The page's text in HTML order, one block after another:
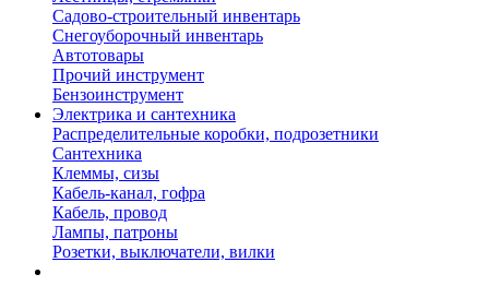
Садово-строительный инвентарь
Снегоуборочный инвентарь
Автотовары
Прочий инструмент
Бензоинструмент
Электрика и сантехника
Распределительные коробки, подрозетники
Сантехника
Клеммы, сизы
Кабель-канал, гофра
Кабель, провод
Лампы, патроны
Розетки, выключатели, вилки